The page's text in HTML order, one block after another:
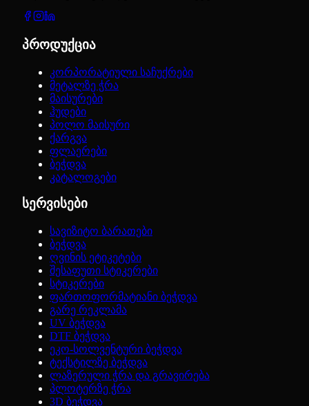
პროდუქცია
კორპორატიული საჩუქრები
მეტალზე ჭრა
მაისურები
ჰუდები
პოლო მაისური
ქარგვა
ფლაერები
ბეჭდვა
კატალოგები
სერვისები
სავიზიტო ბარათები
ბეჭდვა
ღვინის ეტიკეტები
შესაფუთი სტიკერები
სტიკერები
ფართოფორმატიანი ბეჭდვა
გარე რეკლამა
UV ბეჭდვა
DTF ბეჭდვა
ეკო-სოლვენტური ბეჭდვა
ტექსტილზე ბეჭდვა
ლაზერული ჭრა და გრავირება
პლოტერზე ჭრა
3D ბეჭდვა